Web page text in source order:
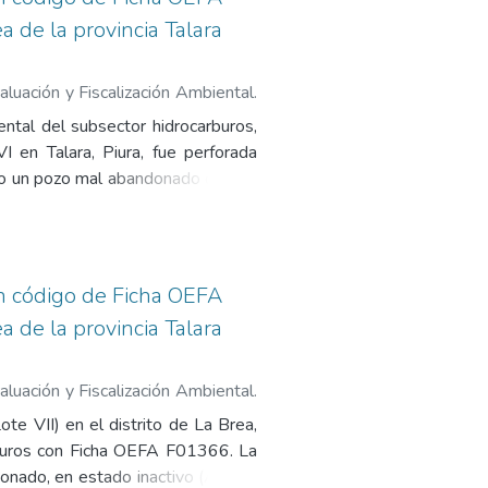
fue perforado antes de
siguientes anexos: 1. Registro
(OEFA), 3. Mapa de
6. Reporte de monitoreo
PERUPETRO), 8. Ficha de
de la provincia Talara
y Fiscalización Ambiental.
Ambientales del Subsector
del subsector hidrocarburos,
Talara, Piura, fue perforada
pozo mal abandonado debido
abierta y sin elementos
de hidrocarburos
En consecuencia, el nivel de
ha sido calificado como
de pasivo ambiental en el
de Suelo, 5. Informe de
7. Ficha de identificación de
de Ficha OEFA
de la provincia Talara
y Fiscalización Ambiental.
Ambientales del Subsector
VII) en el distrito de La Brea,
con Ficha OEFA F01366. La
en estado inactivo (ATA) y